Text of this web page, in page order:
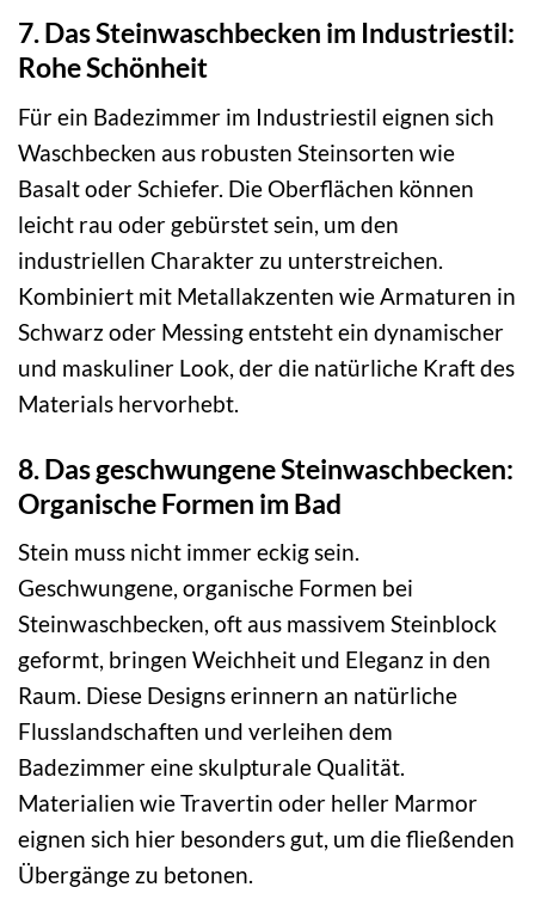
7. Das Steinwaschbecken im Industriestil:
Rohe Schönheit
Für ein Badezimmer im Industriestil eignen sich
Waschbecken aus robusten Steinsorten wie
Basalt oder Schiefer. Die Oberflächen können
leicht rau oder gebürstet sein, um den
industriellen Charakter zu unterstreichen.
Kombiniert mit Metallakzenten wie Armaturen in
Schwarz oder Messing entsteht ein dynamischer
und maskuliner Look, der die natürliche Kraft des
Materials hervorhebt.
8. Das geschwungene Steinwaschbecken:
Organische Formen im Bad
Stein muss nicht immer eckig sein.
Geschwungene, organische Formen bei
Steinwaschbecken, oft aus massivem Steinblock
geformt, bringen Weichheit und Eleganz in den
Raum. Diese Designs erinnern an natürliche
Flusslandschaften und verleihen dem
Badezimmer eine skulpturale Qualität.
Materialien wie Travertin oder heller Marmor
eignen sich hier besonders gut, um die fließenden
Übergänge zu betonen.